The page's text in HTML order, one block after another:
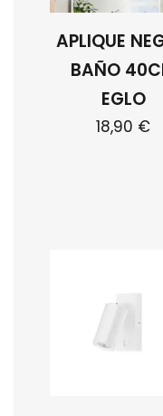
APLIQUE
BAÑO
EGLO
18,90 €